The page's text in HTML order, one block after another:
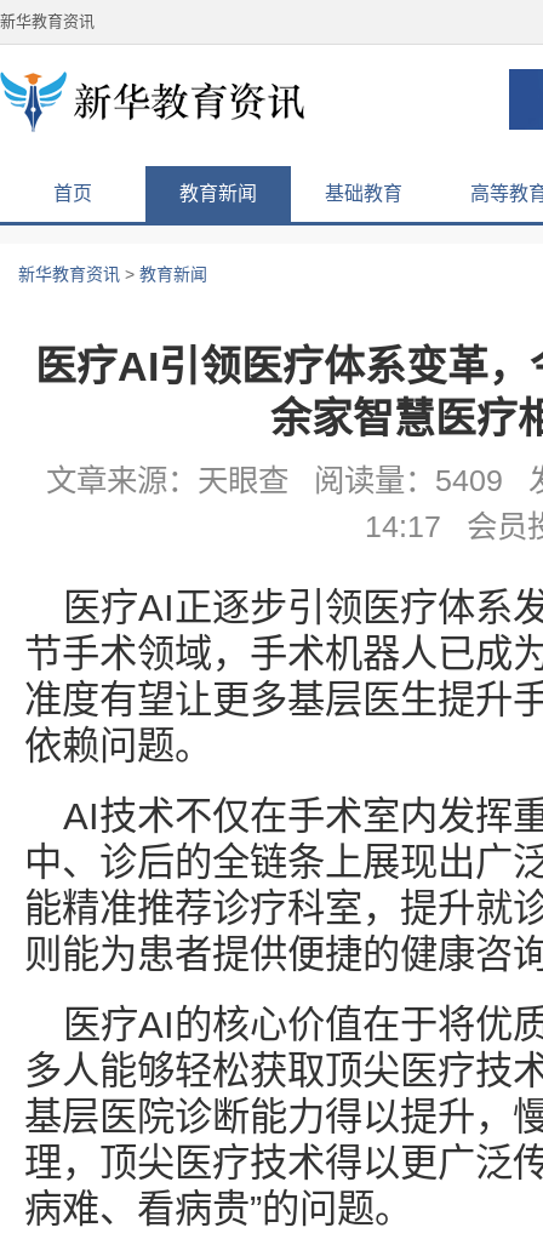
新华教育资讯
首页 教育新闻 基础教育 高等教
新华教育资讯 > 教育新闻
医疗AI引领医疗体系变革
余家智慧医疗
文章来源：天眼查 阅读量：5409
14:17 会员
医疗AI正逐步引领医疗体系
节手术领域，手术机器人已成
准度有望让更多基层医生提升
依赖问题。
AI技术不仅在手术室内发挥
中、诊后的全链条上展现出广
能精准推荐诊疗科室，提升就
则能为患者提供便捷的健康咨
医疗AI的核心价值在于将优
多人能够轻松获取顶尖医疗技
基层医院诊断能力得以提升，
理，顶尖医疗技术得以更广泛
病难、看病贵”的问题。